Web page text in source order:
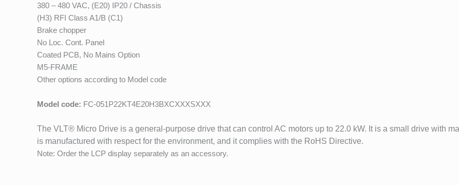
380 – 480 VAC, (E20) IP20 / Chassis
(H3) RFI Class A1/B (C1)
Brake chopper
No Loc. Cont. Panel
Coated PCB, No Mains Option
M5-FRAME
Other options according to Model code
Model code: FC-051P22KT4E20H3BXCXXXSXXX
The VLT® Micro Drive is a general-purpose drive that can control AC motors up to 22.0 kW. It is a small drive with
is manufactured with respect for the environment, and it complies with the RoHS Directive.
Note: Order the LCP display separately as an accessory.